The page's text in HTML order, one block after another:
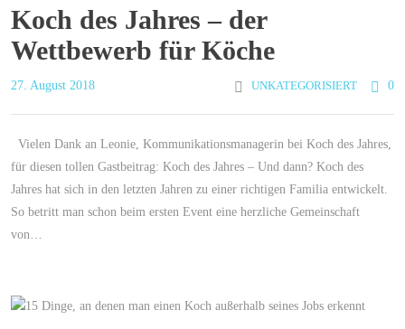
Koch des Jahres – der
Wettbewerb für Köche
27. August 2018 UNKATEGORISIERT 0
Vielen Dank an Leonie, Kommunikationsmanagerin bei Koch des Jahres,
für diesen tollen Gastbeitrag: Koch des Jahres – Und dann? Koch des
Jahres hat sich in den letzten Jahren zu einer richtigen Familia entwickelt.
So betritt man schon beim ersten Event eine herzliche Gemeinschaft
von…